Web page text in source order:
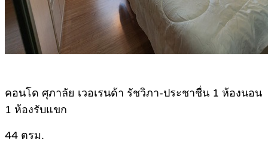
คอนโด ศุภาลัย เวอเรนด้า รัชวิภา-ประชาชื่น 1 ห้องนอน
1 ห้องรับแขก
44 ตรม.